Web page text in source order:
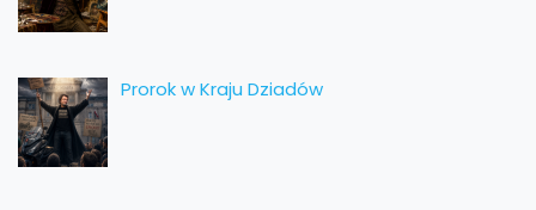
Prorok w Kraju Dziadów